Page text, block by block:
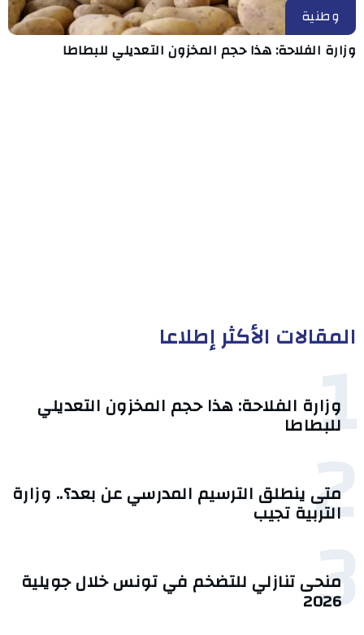
وطنية
وزارة الفلاحة: هذا حجم المخزون التعديلي للبطاطا
المقالات الأكثر إطلاعا
1
وزارة الفلاحة: هذا حجم المخزون التعديلي
للبطاطا
2
متى ينطلق الترسيم المدرسي عن بعد؟.. وزارة
التربية تجيب
3 منحى تنازلي ‎للتضخم في تونس خلال جويلية
2026‎